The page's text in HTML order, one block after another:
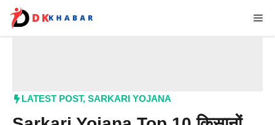
content
LATEST POST, SARKARI YOJANA